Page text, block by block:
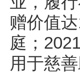
赠价值
庭；
用于慈